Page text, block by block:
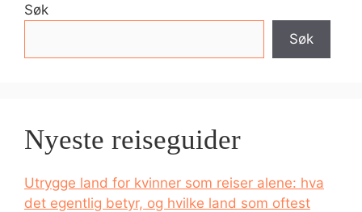
Søk
Søk
Nyeste reiseguider
Utrygge land for kvinner som reiser alene: hva
det egentlig betyr, og hvilke land som oftest